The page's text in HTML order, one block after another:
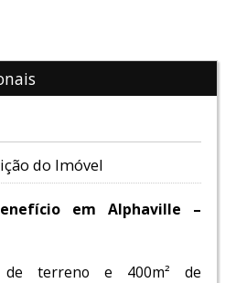
do Imóvel
em Alphaville –
de terreno e 400m² de